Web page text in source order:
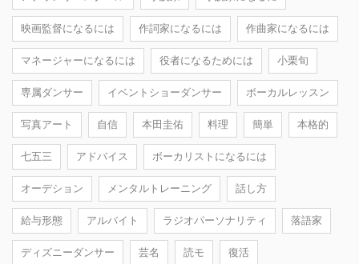
映画監督になるには 作詞家になるには 作曲家になるには
マネージャーになるには 役者になるためには 小栗旬
専属ダンサー イベントショーダンサー ボーカルレッスン
写真アート 自信 本田圭佑 料理 簡単 本格的
七五三 アドバイス ボーカリストになるには
オーデション メンタルトレーニング 話し方
給与形態 アルバイト ラジオパーソナリティ 落語家
ディズニーダンサー 芸名 読モ 復活